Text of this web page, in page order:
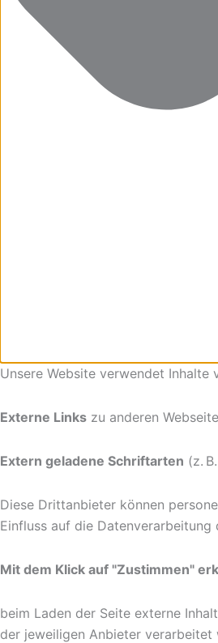
Unsere Website verwendet
Externe Links zu anderen
Extern geladene Schriftarten (z.
Diese Drittanbieter können
Einfluss auf die Datenverarbeitung
Mit dem Klick auf "Zustimmen"
beim Laden der Seite externe
der jeweiligen Anbieter verarbeitet